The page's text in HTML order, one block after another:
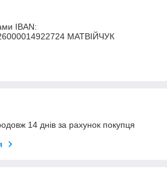
IBAN:
МАТВIЙЧУК
14 днів за рахунок покупця